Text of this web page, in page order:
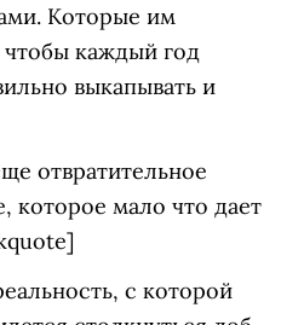
Которые им
чтобы каждый год
выкапывать и
отвратительное
которое мало что дает
с которой